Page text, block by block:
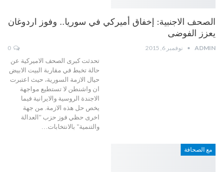
الصحف الاجنبية: إخفاق أميركي في سوريا.. وفوز اردوغان
يعزز الفوضى
ADMIN نوفمبر 6, 2015
تحدثت كبرى الصحف الاميركية عن
حالة تخبط في مقاربة البيت الابيض
حيال الازمة السورية، حيث اعتبرت
ان واشنطن لا تستطيع مواجهة
الاجندة الروسية والايرانية فيما
يخص حل هذه الازمة. من جهة
اخرى حظي فوز حزب "العدالة
والتنمية" بالانتخابات…
مع الصحافة